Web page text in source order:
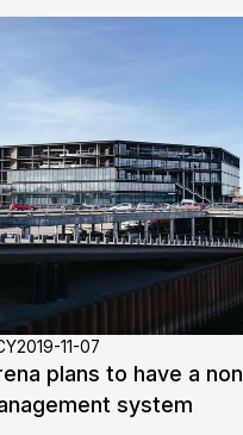
2019-11-07
plans to have a
system